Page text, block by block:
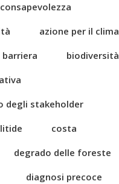
azione per il clima
barriera
biodiversità
degli stakeholder
costa
degrado delle foreste
diagnosi precoce